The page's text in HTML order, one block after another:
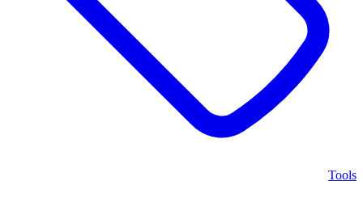
Tools